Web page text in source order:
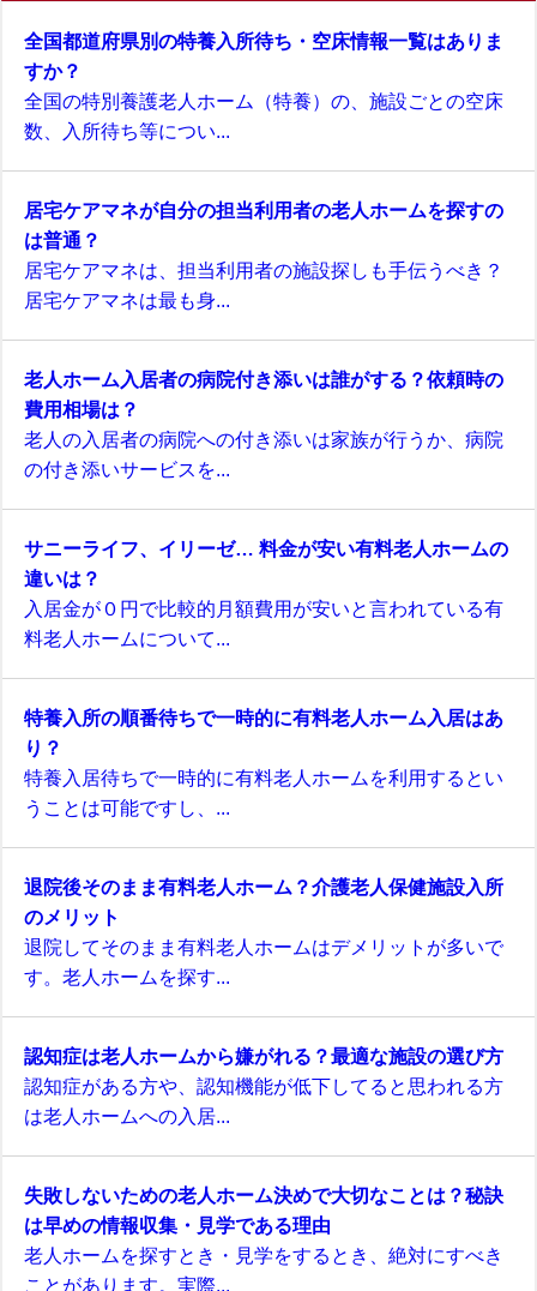
全国都道府県別の特養入所待ち・空床情報一覧はありま
すか？
全国の特別養護老人ホーム（特養）の、施設ごとの空床
数、入所待ち等につい...
居宅ケアマネが自分の担当利用者の老人ホームを探すの
は普通？
居宅ケアマネは、担当利用者の施設探しも手伝うべき？
居宅ケアマネは最も身...
老人ホーム入居者の病院付き添いは誰がする？依頼時の
費用相場は？
老人の入居者の病院への付き添いは家族が行うか、病院
の付き添いサービスを...
サニーライフ、イリーゼ… 料金が安い有料老人ホームの
違いは？
入居金が０円で比較的月額費用が安いと言われている有
料老人ホームについて...
特養入所の順番待ちで一時的に有料老人ホーム入居はあ
り？
特養入居待ちで一時的に有料老人ホームを利用するとい
うことは可能ですし、...
退院後そのまま有料老人ホーム？介護老人保健施設入所
のメリット
退院してそのまま有料老人ホームはデメリットが多いで
す。老人ホームを探す...
認知症は老人ホームから嫌がれる？最適な施設の選び方
認知症がある方や、認知機能が低下してると思われる方
は老人ホームへの入居...
失敗しないための老人ホーム決めで大切なことは？秘訣
は早めの情報収集・見学である理由
老人ホームを探すとき・見学をするとき、絶対にすべき
ことがあります。実際...